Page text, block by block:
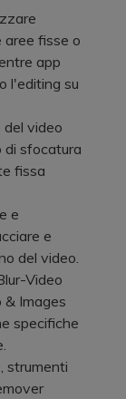
aree fisse o
app
l'editing su
video
di sfocatura
fissa
e
e
del video.
Video
& Images
specifiche
strumenti